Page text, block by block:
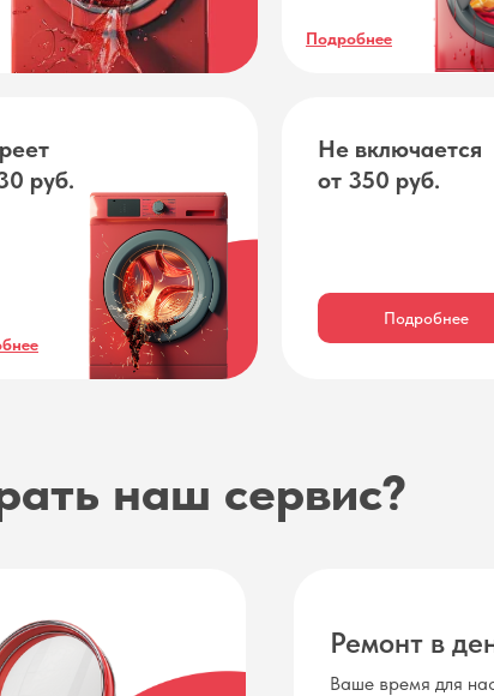
Подробнее
руб.
Не включается
от 350 руб.
Подробнее
Ремонт в
Ваше время для
наш сервис?